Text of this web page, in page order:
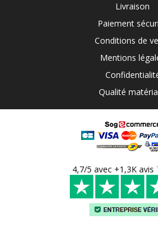
Livraison
Paiement
Conditions de
Mentions
Qualité
4,7/5 avec +1,3K avis